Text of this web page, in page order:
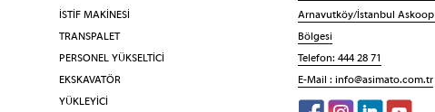
İSTİF MAKİNESİ
TRANSPALET
PERSONEL YÜKSELTİCİ
EKSKAVATÖR
YÜKLEYİCİ
Arnavutköy/İstanbul Askoop
Bölgesi
Telefon: 444 28 71
E-Mail : info@asimato.com.tr